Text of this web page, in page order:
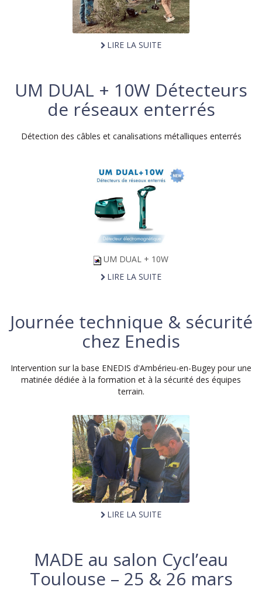
LIRE LA SUITE
UM DUAL + 10W Détecteurs
de réseaux enterrés
Détection des câbles et canalisations métalliques enterrés
UM DUAL + 10W
LIRE LA SUITE
Journée technique & sécurité
chez Enedis
Intervention sur la base ENEDIS d'Ambérieu-en-Bugey pour une
matinée dédiée à la formation et à la sécurité des équipes
terrain.
LIRE LA SUITE
MADE au salon Cycl’eau
Toulouse – 25 & 26 mars